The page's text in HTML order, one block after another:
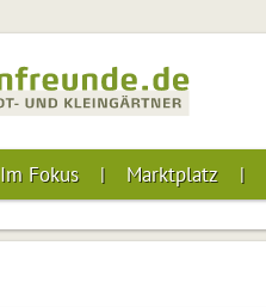
Im Fokus Marktplatz